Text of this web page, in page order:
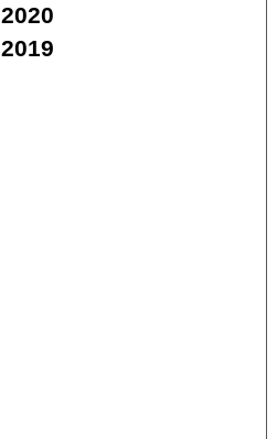
2020
2019